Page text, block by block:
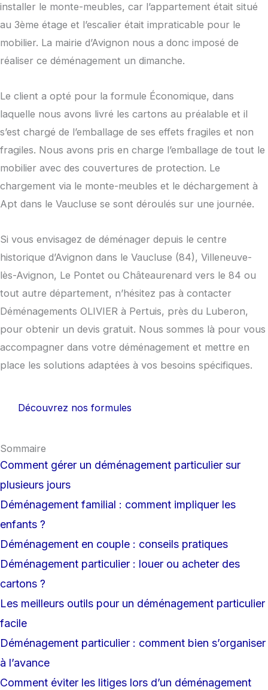
installer le monte-meubles, car l’appartement était situé
au 3ème étage et l’escalier était impraticable pour le
mobilier. La mairie d’Avignon nous a donc imposé de
réaliser ce déménagement un dimanche.
Le client a opté pour la formule Économique, dans
laquelle nous avons livré les cartons au préalable et il
s’est chargé de l’emballage de ses effets fragiles et non
fragiles. Nous avons pris en charge l’emballage de tout le
mobilier avec des couvertures de protection. Le
chargement via le monte-meubles et le déchargement à
Apt dans le Vaucluse se sont déroulés sur une journée.
Si vous envisagez de déménager depuis le centre
historique d’Avignon dans le Vaucluse (84), Villeneuve-
lès-Avignon, Le Pontet ou Châteaurenard vers le 84 ou
tout autre département, n’hésitez pas à contacter
Déménagements OLIVIER à Pertuis, près du Luberon,
pour obtenir un devis gratuit. Nous sommes là pour vous
accompagner dans votre déménagement et mettre en
place les solutions adaptées à vos besoins spécifiques.
Découvrez nos formules
Sommaire
Comment gérer un déménagement particulier sur
plusieurs jours
Déménagement familial : comment impliquer les
enfants ?
Déménagement en couple : conseils pratiques
Déménagement particulier : louer ou acheter des
cartons ?
Les meilleurs outils pour un déménagement particulier
facile
Déménagement particulier : comment bien s’organiser
à l’avance
Comment éviter les litiges lors d’un déménagement